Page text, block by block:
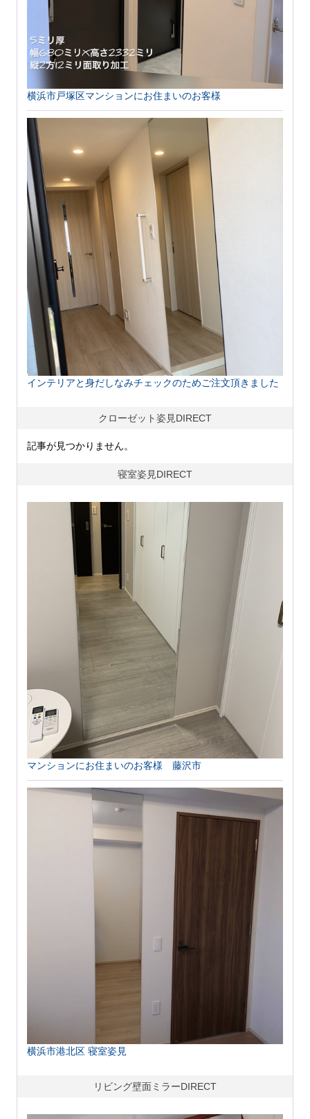
横浜市戸塚区マンションにお住まいのお客様
インテリアと身だしなみチェックのためご注文頂きました
クローゼット姿見DIRECT
記事が見つかりません。
寝室姿見DIRECT
マンションにお住まいのお客様 藤沢市
横浜市港北区 寝室姿見
リビング壁面ミラーDIRECT